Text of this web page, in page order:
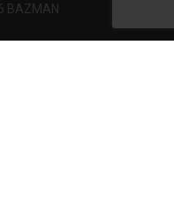
BAZMAN